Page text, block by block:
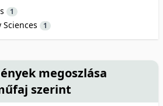
1
1
megoszlása
szerint